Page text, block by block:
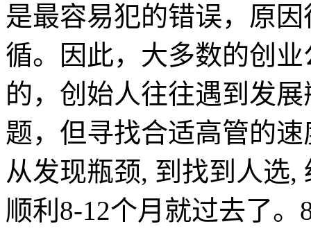
是最容易犯的错误，原
循。因此，大多数的创
的，创始人往往遇到发
题，但寻找合适高管的
从发现瓶颈, 到找到人选,
顺利8-12个月就过去了